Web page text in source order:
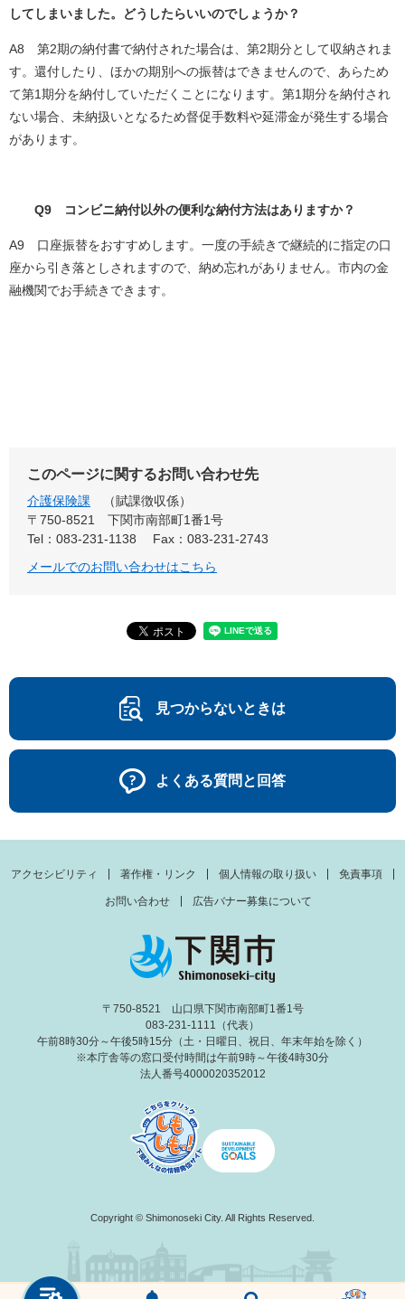
してしまいました。どうしたらいいのでしょうか？
A8 第2期の納付書で納付された場合は、第2期分として収納されま
す。還付したり、ほかの期別への振替はできませんので、あらため
て第1期分を納付していただくことになります。第1期分を納付され
ない場合、未納扱いとなるため督促手数料や延滞金が発生する場合
があります。
Q9 コンビニ納付以外の便利な納付方法はありますか？
A9
口座振替をおすすめします。一度の手続きで継続的に指定の口
座から引き落としされますので、納め忘れがありません。市内の金
融機関でお手続きできます。
このページに関するお問い合わせ先
介護保険課
賦課徴収係
〒750-8521
下関市南部町1番1号
Tel：083-231-1138
Fax：083-231-2743
メールでのお問い合わせはこちら
見つからないときは
よくある質問と回答
アクセシビリティ 著作権・リンク 個人情報の取り扱い 免責事項
お問い合わせ 広告バナー募集について
〒750-8521 山口県下関市南部町1番1号
083-231-1111（代表）
午前8時30分～午後5時15分（土・日曜日、祝日、年末年始を除く）
※本庁舎等の窓口受付時間は午前9時～午後4時30分
法人番号4000020352012
Copyright © Shimonoseki City. All Rights Reserved.